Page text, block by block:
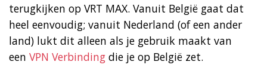
terugkijken op VRT MAX. Vanuit België gaat dat
heel eenvoudig; vanuit Nederland (of een ander
land) lukt dit alleen als je gebruik maakt van
een VPN Verbinding die je op België zet.